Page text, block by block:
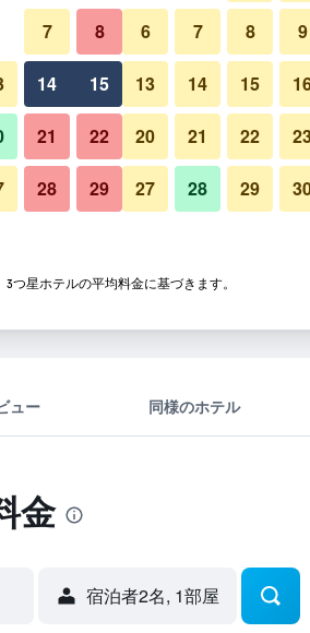
ランを見る
ランを見る
ダイニングルーム
Hotel Apollonの写真
ュー 同様のホテル
金
宿泊者2名, 1​部屋
7 8
14 15
21 22
28 29
6 7 8 9
13 14 15
20 21 22
27 28 29
3つ星ホテルの平均料金に基づきます。